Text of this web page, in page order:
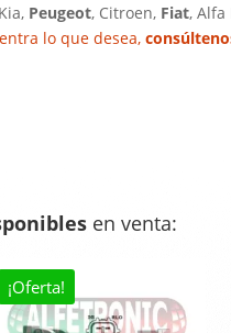
Peugeot, Citroen, Fiat, Alfa
lo que desea,
en venta:
¡Oferta!